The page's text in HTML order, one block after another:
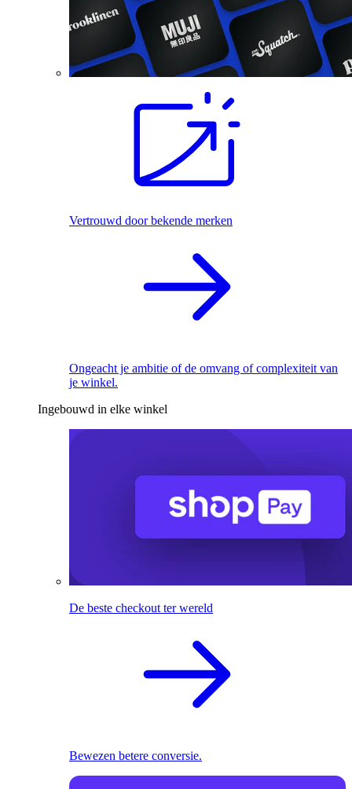
Vertrouwd door bekende merken
Ongeacht je ambitie of de omvang of complexiteit van
je winkel.
Ingebouwd in elke winkel
De beste checkout ter wereld
Bewezen betere conversie.